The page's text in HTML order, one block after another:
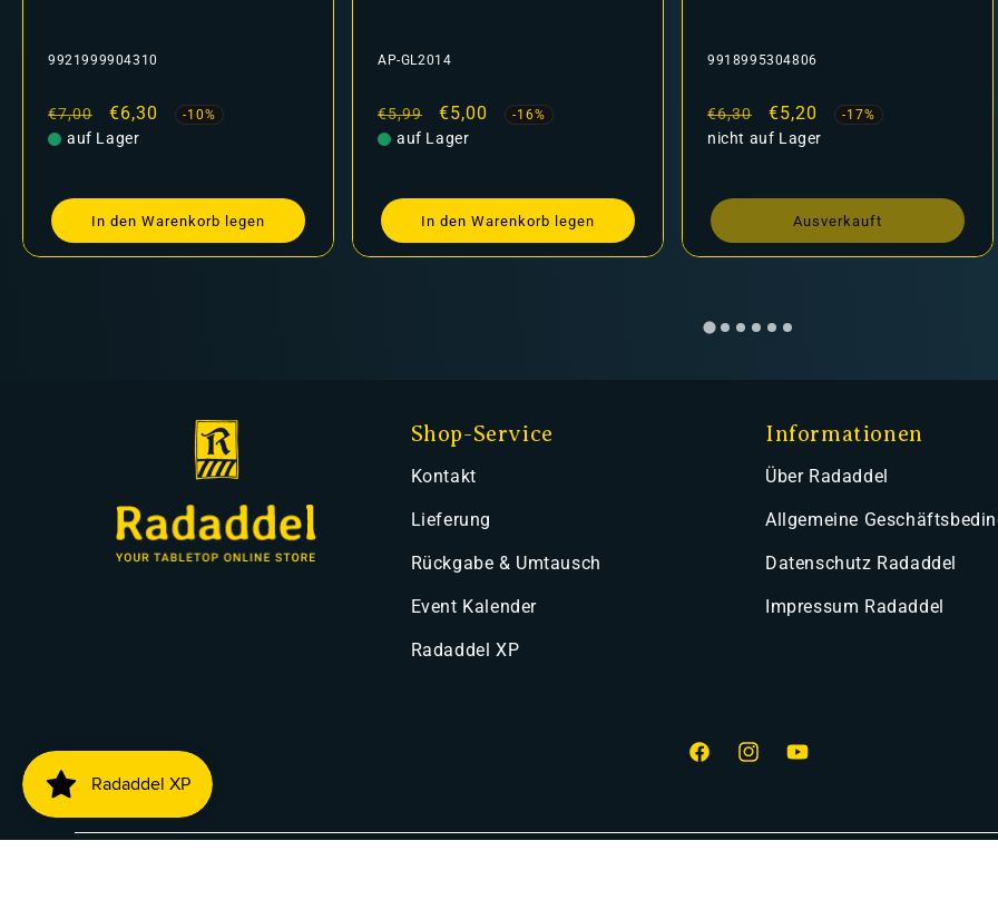
9921999904310
Normaler
Preis
€7,00 Verkaufspreis
€6,30 -10%
auf Lager
In den Warenkorb legen
AP-GL2014
Normaler
Preis
€5,99 Verkaufspreis
€5,00 -16%
auf Lager
In den Warenkorb legen
9918995304806
Normaler
Preis
€6,30 Verkaufspreis
€5,20 -17%
nicht auf Lager
Ausverkauft
Shop-Service
Kontakt
Lieferung
Rückgabe & Umtausch
Event Kalender
Radaddel XP
Informationen
Über Radaddel
Allgemeine
Datenschutz Radaddel
Impressum Radaddel
FacebookInstagramYouTube